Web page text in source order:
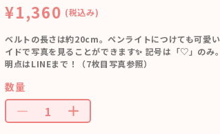
¥1,360 (税込み)
ベルトの長さは約20cm。ペンライトにつけても可愛
イドで写真を見ることができます✨ 記号は「♡」のみ
明点はLINEまで！（7枚目写真参照）
数量